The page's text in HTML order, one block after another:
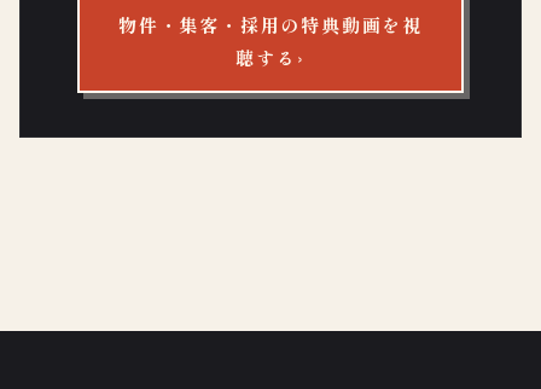
物件・集客・採用の特典動画を視
聴する